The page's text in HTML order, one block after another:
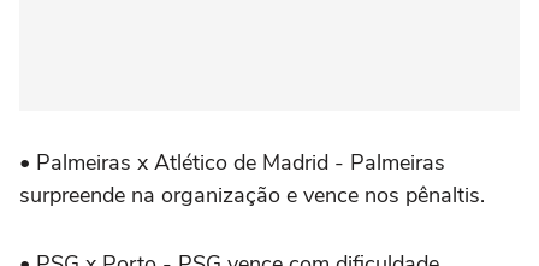
• Palmeiras x Atlético de Madrid - Palmeiras
surpreende na organização e vence nos pênaltis.